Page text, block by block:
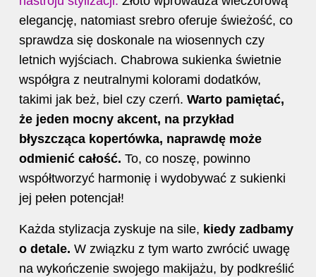
elegancję, natomiast srebro oferuje świeżość, co
sprawdza się doskonale na wiosennych czy
letnich wyjściach. Chabrowa sukienka świetnie
współgra z neutralnymi kolorami dodatków,
takimi jak beż, biel czy czerń. Warto pamiętać,
że jeden mocny akcent, na przykład
błyszcząca kopertówka, naprawdę może
odmienić całość. To, co noszę, powinno
współtworzyć harmonię i wydobywać z sukienki
jej pełen potencjał!
Każda stylizacja zyskuje na sile, kiedy zadbamy
o detale. W związku z tym warto zwrócić uwagę
na wykończenie swojego makijażu, by podkreślić